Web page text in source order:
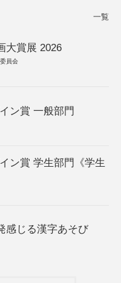
一覧
大賞展 2026
員会
ン賞 一般部門
ン賞 学生部門《学生
感じる漢字あそび